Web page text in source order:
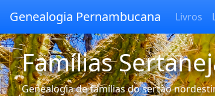
Genealogia Pernambucana Livros
Famílias
Genealogia de famílias do sertão